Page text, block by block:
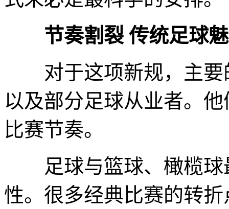
节奏割裂 传统足球
对于这项新规，主要
以及部分足球从业者。
比赛节奏。
足球与篮球、橄榄球
性。很多经典比赛的转